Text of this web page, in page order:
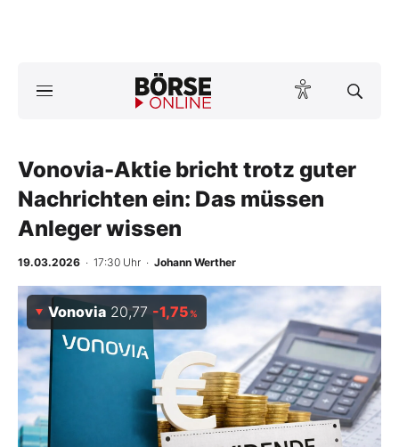
Anlageprodukte
Finanz-Check
Abo & Shop
BO-Musterdepots
Experten
Mein B:O
Vonovia-Aktie bricht trotz guter
Nachrichten ein: Das müssen
Anleger wissen
19.03.2026 · 17:30 Uhr · Johann Werther
Vonovia 20,77 -1,75%